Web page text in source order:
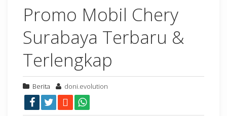
Promo Mobil Chery
Surabaya Terbaru &
Terlengkap
Berita doni.evolution